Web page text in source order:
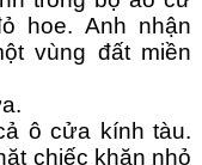
hoe. Anh nhận
vùng đất miền
ô cửa kính tàu.
chiếc khăn nhỏ